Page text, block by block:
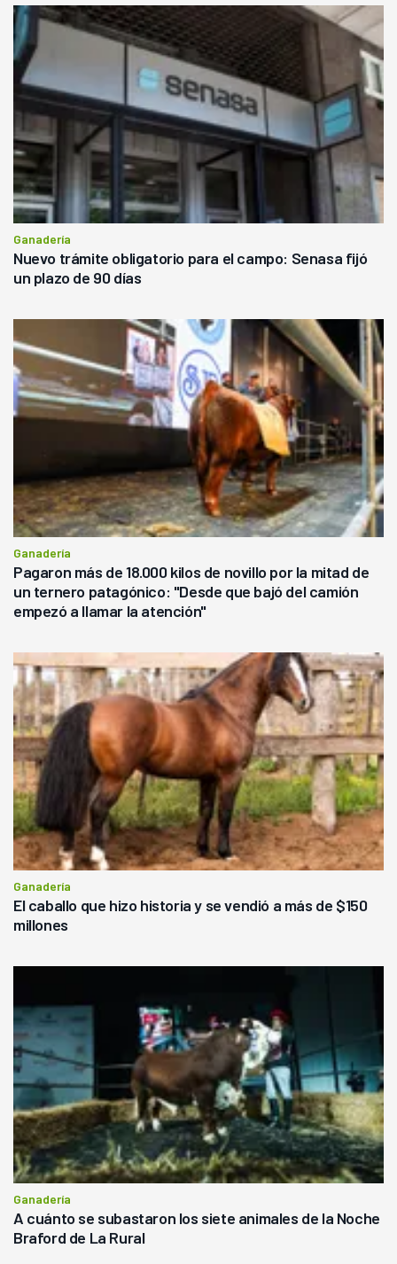
Ganadería
Nuevo trámite obligatorio para el campo: Senasa fijó
un plazo de 90 días
Ganadería
Pagaron más de 18.000 kilos de novillo por la mitad de
un ternero patagónico: "Desde que bajó del camión
empezó a llamar la atención"
Ganadería
El caballo que hizo historia y se vendió a más de $150
millones
Ganadería
A cuánto se subastaron los siete animales de la Noche
Braford de La Rural